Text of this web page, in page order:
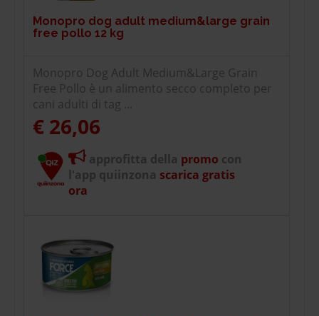
Monopro dog adult medium&large grain
free pollo 12 kg
Monopro Dog Adult Medium&Large Grain
Free Pollo è un alimento secco completo per
cani adulti di tag ...
€ 26,06
approfitta della promo con
l'app quiinzona scarica gratis
ora